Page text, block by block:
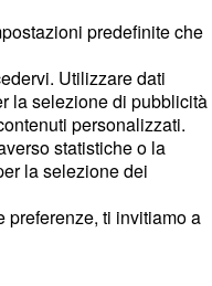
predefinite che
Utilizzare dati
la selezione di pubblicità
personalizzati.
statistiche o la
la selezione dei
preferenze, ti invitiamo a